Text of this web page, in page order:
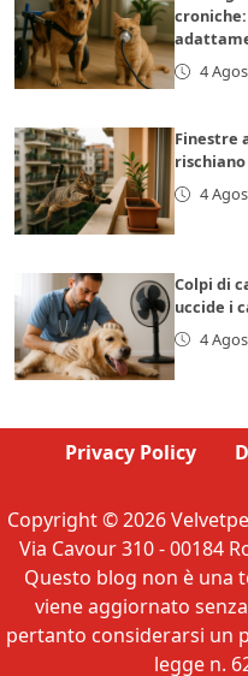
4
Finestre
4
Colpi di
uccide i
4
Privacy Policy
Copyright © 2026
Via Cavour 310 - 00184
Questo blog non è una
viene aggiornato
pertanto considerarsi un
legge n.